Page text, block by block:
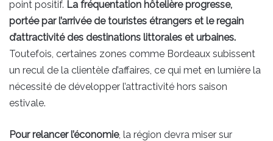
point positif. La fréquentation hôtelière progresse,
portée par l’arrivée de touristes étrangers et le regain
d’attractivité des destinations littorales et urbaines.
Toutefois, certaines zones comme Bordeaux subissent
un recul de la clientèle d’affaires, ce qui met en lumière la
nécessité de développer l’attractivité hors saison
estivale.
Pour relancer l’économie, la région devra miser sur